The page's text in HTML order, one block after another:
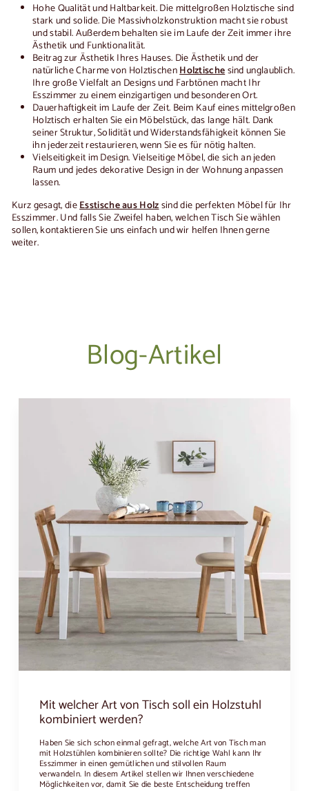
Hohe Qualität und Haltbarkeit. Diemittelgroßen Holztischesind
stark und solide. Die Massivholzkonstruktion macht sie robust
und stabil. Außerdem behalten sie im Laufe der Zeit immer ihre
Ästhetik und Funktionalität.
Beitrag zur Ästhetik Ihres Hauses. Die Ästhetik und der
natürliche Charme von HolztischenHolztischesind unglaublich.
Ihre große Vielfalt an Designs und Farbtönen macht Ihr
Esszimmer zu einem einzigartigen und besonderen Ort.
Dauerhaftigkeit im Laufe der Zeit. Beim Kauf einesmittelgroßen
Holztisch erhalten Sie ein Möbelstück, das lange hält. Dank
seiner Struktur, Solidität und Widerstandsfähigkeit können Sie
ihn jederzeit restaurieren, wenn Sie es für nötig halten.
Vielseitigkeit im Design. Vielseitige Möbel, die sich an jeden
Raum und jedes dekorative Design in der Wohnung anpassen
lassen.
Kurz gesagt, dieEsstische aus Holzsind die perfekten Möbel für Ihr
Esszimmer. Und falls Sie Zweifel haben, welchen Tisch Sie wählen
sollen, kontaktieren Sie uns einfach und wir helfen Ihnen gerne
weiter.
Blog-Artikel
Mit welcher Art von Tisch soll ein Holzstuhl
kombiniert werden?
Haben Sie sich schon einmal gefragt, welche Art von Tisch man
mit Holzstühlen kombinieren sollte? Die richtige Wahl kann Ihr
Esszimmer in einen gemütlichen und stilvollen Raum
verwandeln. In diesem Artikel stellen wir Ihnen verschiedene
Möglichkeiten vor, damit Sie die beste Entscheidung treffen